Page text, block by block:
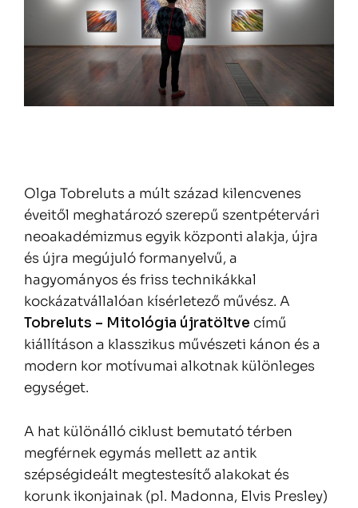
Olga Tobreluts a múlt század kilencvenes
éveitől meghatározó szerepű szentpétervári
neoakadémizmus egyik központi alakja, újra
és újra megújuló formanyelvű, a
hagyományos és friss technikákkal
kockázatvállalóan kísérletező művész. A
Tobreluts – Mitológia újratöltve című
kiállításon a klasszikus művészeti kánon és a
modern kor motívumai alkotnak különleges
egységet.
A hat különálló ciklust bemutató térben
megférnek egymás mellett az antik
szépségideált megtestesítő alakokat és
korunk ikonjainak (pl. Madonna, Elvis Presley)